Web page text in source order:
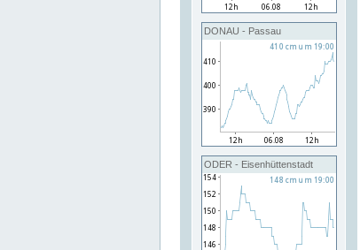
DONAU - Passau
ODER - Eisenhüttenstadt